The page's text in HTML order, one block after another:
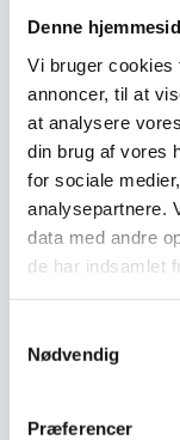
Denne
Vi bruger cookies
annoncer, til at
at analysere
din brug af vores
for sociale
analysepartnere.
data med andre
de har indsamlet
Nødvendig
Præferencer
Stiger